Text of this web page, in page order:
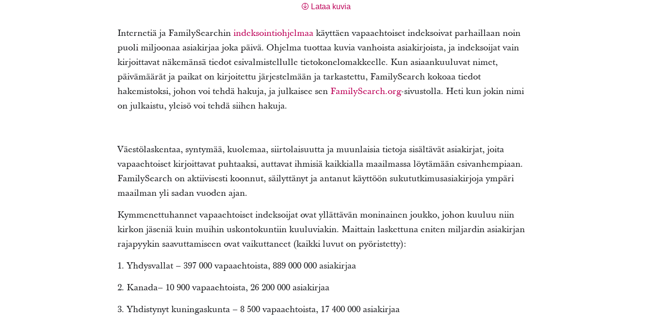
Lataa kuvia
Internetiä ja FamilySearchin indeksointiohjelmaakäyttäen vapaaehtoiset indeksoivat parhaillaan noin
puoli miljoonaa asiakirjaa joka päivä. Ohjelma tuottaa kuvia vanhoista asiakirjoista, ja indeksoijat vain
kirjoittavat näkemänsä tiedot esivalmistellulle tietokonelomakkeelle. Kun asiaankuuluvat nimet,
päivämäärät ja paikat on kirjoitettu järjestelmään ja tarkastettu, FamilySearch kokoaa tiedot
hakemistoksi, johon voi tehdä hakuja, ja julkaisee sen FamilySearch.org-sivustolla. Heti kun jokin nimi
on julkaistu, yleisö voi tehdä siihen hakuja.
Väestölaskentaa, syntymää, kuolemaa, siirtolaisuutta ja muunlaisia tietoja sisältävät asiakirjat, joita
vapaaehtoiset kirjoittavat puhtaaksi, auttavat ihmisiä kaikkialla maailmassa löytämään esivanhempiaan.
FamilySearch on aktiivisesti koonnut, säilyttänyt ja antanut käyttöön sukututkimusasiakirjoja ympäri
maailman yli sadan vuoden ajan.
Kymmenettuhannet vapaaehtoiset indeksoijat ovat yllättävän moninainen joukko, johon kuuluu niin
kirkon jäseniä kuin muihin uskontokuntiin kuuluviakin. Maittain laskettuna eniten miljardin asiakirjan
rajapyykin saavuttamiseen ovat vaikuttaneet (kaikki luvut on pyöristetty):
1. Yhdysvallat – 397 000 vapaaehtoista, 889 000 000 asiakirjaa
2. Kanada– 10 900 vapaaehtoista, 26 200 000 asiakirjaa
3. Yhdistynyt kuningaskunta – 8 500 vapaaehtoista, 17 400 000 asiakirjaa